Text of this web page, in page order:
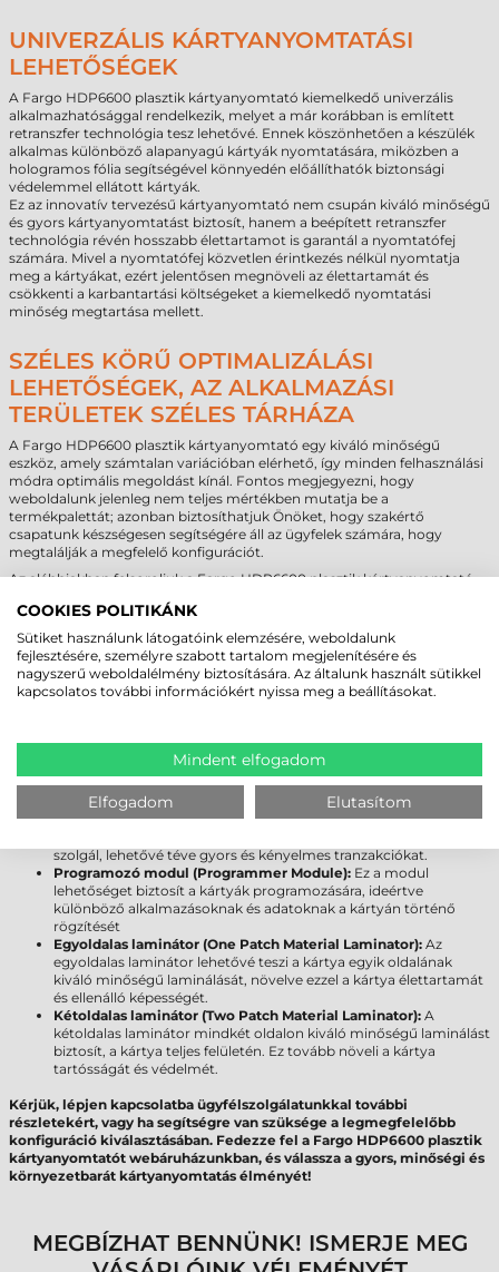
UNIVERZÁLIS KÁRTYANYOMTATÁSI
LEHETŐSÉGEK
A Fargo HDP6600 plasztik kártyanyomtató kiemelkedő univerzális
alkalmazhatósággal rendelkezik, melyet a már korábban is említett
retranszfer technológia tesz lehetővé. Ennek köszönhetően a készülék
alkalmas különböző alapanyagú kártyák nyomtatására, miközben a
hologramos fólia segítségével könnyedén előállíthatók biztonsági
védelemmel ellátott kártyák.
Ez az innovatív tervezésű kártyanyomtató nem csupán kiváló minőségű
és gyors kártyanyomtatást biztosít, hanem a beépített retranszfer
technológia révén hosszabb élettartamot is garantál a nyomtatófej
számára. Mivel a nyomtatófej közvetlen érintkezés nélkül nyomtatja
meg a kártyákat, ezért jelentősen megnöveli az élettartamát és
csökkenti a karbantartási költségeket a kiemelkedő nyomtatási
minőség megtartása mellett.
SZÉLES KÖRŰ OPTIMALIZÁLÁSI
LEHETŐSÉGEK, AZ ALKALMAZÁSI
TERÜLETEK SZÉLES TÁRHÁZA
A Fargo HDP6600 plasztik kártyanyomtató egy kiváló minőségű
eszköz, amely számtalan variációban elérhető, így minden felhasználási
módra optimális megoldást kínál. Fontos megjegyezni, hogy
weboldalunk jelenleg nem teljes mértékben mutatja be a
termékpalettát; azonban biztosíthatjuk Önöket, hogy szakértő
csapatunk készségesen segítségére áll az ügyfelek számára, hogy
megtalálják a megfelelő konfigurációt.
Az alábbiakban felsoroljuk a Fargo HDP6600 plasztik kártyanyomtató
kártya felületének tökéletes egyenletességét, ami
elengedhetetlen a pontos és megbízható kártyanyomtatási
folyamatokhoz.
Mágnescsík kódoló (Magnetic Stripe Encoder):A kártya
használnak.
Érintéses chip kódoló (Contact Chip Encoder):
érintkező chipjének kódolását teszi lehetővé, biztosítva ezzel
további biztonsági és azonosítási funkciókat.
Érintésnélküli chip kódoló (Contactless Encoder):Az
szolgál, lehetővé téve gyors és kényelmes tranzakciókat.
Programozó modul (Programmer Module): Ez a modul
lehetőséget biztosít a kártyák programozására, ideértve
különböző alkalmazásoknak és adatoknak a kártyán történő
rögzítését
Egyoldalas laminátor (One Patch Material Laminator): Az
egyoldalas laminátor lehetővé teszi a kártya egyik oldalának
kiváló minőségű laminálását, növelve ezzel a kártya élettartamát
és ellenálló képességét.
Kétoldalas laminátor (Two Patch Material Laminator): A
kétoldalas laminátor mindkét oldalon kiváló minőségű laminálást
biztosít, a kártya teljes felületén. Ez tovább növeli a kártya
tartósságát és védelmét.
Kérjük, lépjen kapcsolatba ügyfélszolgálatunkkal további
részletekért, vagy ha segítségre van szüksége a legmegfelelőbb
konfiguráció kiválasztásában. Fedezze fel a Fargo HDP6600 plasztik
kártyanyomtatót webáruházunkban, és válassza a gyors, minőségi és
környezetbarát kártyanyomtatás élményét!
MEGBÍZHAT BENNÜNK! ISMERJE MEG
COOKIES POLITIKÁNK
Sütiket használunk látogatóink elemzésére, weboldalunk
fejlesztésére, személyre szabott tartalom megjelenítésére és
nagyszerű weboldalélmény biztosítására. Az általunk használt sütikkel
kapcsolatos további információkért nyissa meg a beállításokat.
Mindent elfogadom
Elfogadom Elutasítom